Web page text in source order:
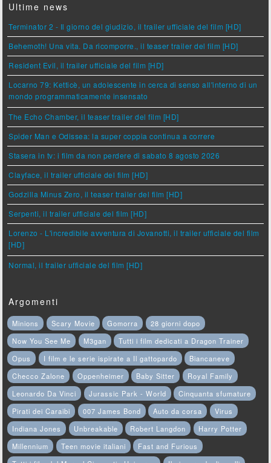
Ultime news
Terminator 2 - Il giorno del giudizio, il trailer ufficiale del film [HD]
Behemoth! Una vita. Da ricomporre., il teaser trailer del film [HD]
Resident Evil, il trailer ufficiale del film [HD]
Locarno 79: Ketticè, un adolescente in cerca di senso all'interno di un
mondo programmaticamente insensato
The Echo Chamber, il teaser trailer del film [HD]
Spider Man e Odissea: la super coppia continua a correre
Stasera in tv: i film da non perdere di sabato 8 agosto 2026
Clayface, il trailer ufficiale del film [HD]
Godzilla Minus Zero, il teaser trailer del film [HD]
Serpenti, il trailer ufficiale del film [HD]
Lorenzo - L'incredibile avventura di Jovanotti, il trailer ufficiale del film
[HD]
Normal, il trailer ufficiale del film [HD]
Argomenti
Minions Scary Movie Gomorra
28 giorni dopo
Now You See Me
M3gan
Tutti i film dedicati a Dragon Trainer
Opus
I film e le serie ispirate a Il gattopardo
Biancaneve
Checco Zalone
Oppenheimer Baby Sitter
Royal Family
Leonardo Da Vinci
Jurassic Park - World
Cinquanta sfumature
Pirati dei Caraibi
007 James Bond Auto da corsa
Virus
Indiana Jones
Unbreakable Robert Langdon
Harry Potter
Millennium
Teen movie italiani
Fast and Furious